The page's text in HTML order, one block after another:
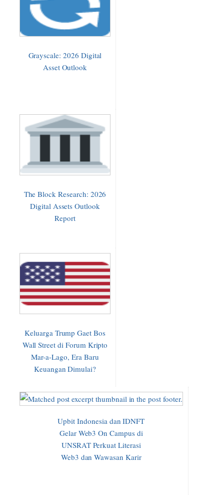
Grayscale: 2026 Digital
Asset Outlook
The Block Research: 2026
Digital Assets Outlook
Report
Keluarga Trump Gaet Bos
Wall Street di Forum Kripto
Mar-a-Lago, Era Baru
Keuangan Dimulai?
Upbit Indonesia dan IDNFT
Gelar Web3 On Campus di
UNSRAT Perkuat Literasi
Web3 dan Wawasan Karir